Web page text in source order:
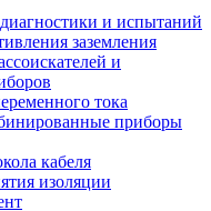
и испытаний
заземления
и
тока
приборы
кабеля
изоляции